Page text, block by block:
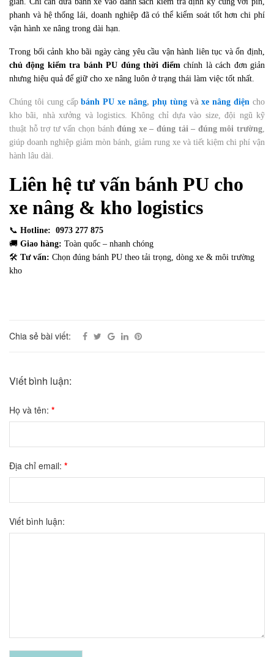
phanh và hệ thống lái, doanh nghiệp đã có thể kiểm soát tốt hơn chi phí
vận hành xe nâng trong dài hạn.
Trong bối cảnh kho bãi ngày càng yêu cầu vận hành liên tục và ổn định,
chủ động kiểm tra bánh PU đúng thời điểmchính là cách đơn giản
nhưng hiệu quả để giữ cho xe nâng luôn ở trạng thái làm việc tốt nhất.
Chúng tôi cung cấpbánh PU xe nâng, phụ tùngvàxe nâng điện cho
kho bãi, nhà xưởng và logistics. Không chỉ dựa vào size, đội ngũ kỹ
thuật hỗ trợ tư vấn chọn bánhđúng xe – đúng tải – đúng môi trường,
giúp doanh nghiệp giảm mòn bánh, giảm rung xe và tiết kiệm chi phí vận
hành lâu dài.
Liên hệ tư vấn bánh PU cho
xe nâng & kho logistics
📞 Hotline: 0973 277 875
🚚 Giao hàng: Toàn quốc – nhanh chóng
🛠 Tư vấn: Chọn đúng bánh PU theo tải trọng, dòng xe & môi trường
kho
Chia sẻ bài viết:
Viết bình luận:
Họ và tên: *
Địa chỉ email: *
Viết bình luận: